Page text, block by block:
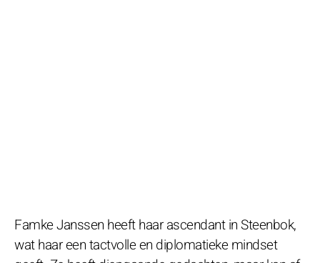
Famke Janssen heeft haar ascendant in Steenbok,
wat haar een tactvolle en diplomatieke mindset